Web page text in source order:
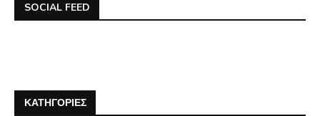
SOCIAL FEED
ΚΑΤΗΓΟΡΊΕΣ